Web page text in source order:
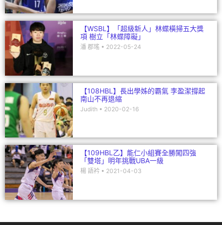
【WSBL】「超級新人」林蝶橫掃五大獎
項 樹立「林蝶障礙」
潘 郡瑤 2022-05-24
【108HBL】長出學姊的霸氣 李盈潔撐起
南山不再退縮
Judith 2020-02-16
【109HBL乙】能仁小組賽全勝闖四強
「雙塔」明年挑戰UBA一級
楊 語衿 2021-04-03